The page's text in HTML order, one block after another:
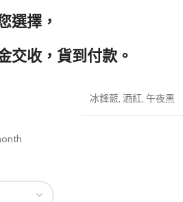
選擇，
交收，貨到付款。
冰鋒藍, 酒紅, 午夜黑